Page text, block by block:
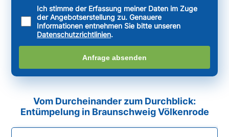
Ich stimme der Erfassung meiner Daten im Zuge
der Angebotserstellung zu. Genauere
Informationen entnehmen Sie bitte unseren
Datenschutzrichtlinien.
Anfrage absenden
Vom Durcheinander zum Durchblick:
Entümpelung in Braunschweig Völkenrode